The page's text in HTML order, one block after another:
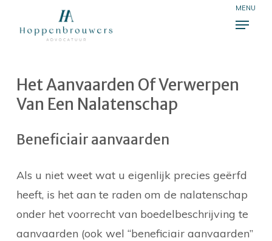
Menu
Het Aanvaarden Of Verwerpen
Van Een Nalatenschap
Beneficiair aanvaarden
Als u niet weet wat u eigenlijk precies geërfd
heeft, is het aan te raden om de nalatenschap
onder het voorrecht van boedelbeschrijving te
aanvaarden (ook wel “beneficiair aanvaarden”